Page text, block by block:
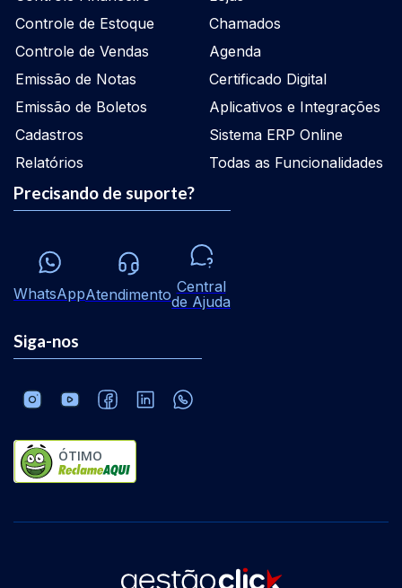
Controle de Estoque
Controle de Vendas
Emissão de Notas
Emissão de Boletos
Cadastros
Relatórios
Chamados
Agenda
Certificado Digital
Aplicativos e Integrações
Sistema ERP Online
Todas as Funcionalidades
Precisando de suporte?
WhatsAppAtendimento Central
de Ajuda
Siga-nos
ÓTIMO